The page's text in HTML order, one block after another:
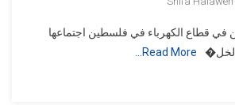
في قطاع الكهرباء في فلسطين اجتماعها
Read More…